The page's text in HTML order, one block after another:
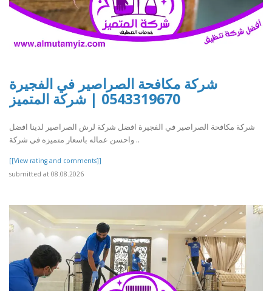
شركة مكافحة الصراصير في الفجيرة
0543319670 | شركة المتميز
شركة مكافحة الصراصير في الفجيرة افضل شركة لرش الصراصير لدينا افضل
واحسن عماله باسعار متميزه في شركة ..
[[View rating and comments]]
submitted at 08.08.2026